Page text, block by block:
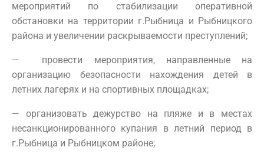
мероприятий по стабилизации оперативной
обстановки на территории г.Рыбница и Рыбницкого
района и увеличении раскрываемости преступлений;
— провести мероприятия, направленные на
организацию безопасности нахождения детей в
летних лагерях и на спортивных площадках;
— организовать дежурство на пляже и в местах
несанкционированного купания в летний период в
г.Рыбница и Рыбницком районе;